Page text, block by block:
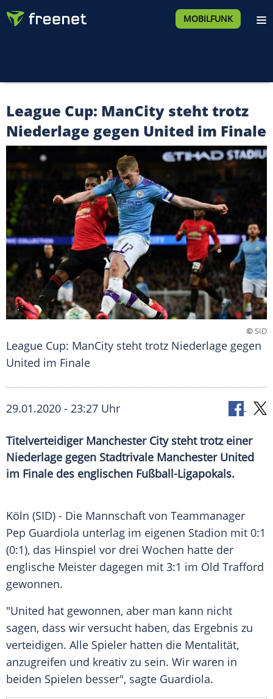
MOBILFUNK
League Cup: ManCity steht trotz
Niederlage gegen United im Finale
©SID
League Cup: ManCity steht trotz Niederlage gegen
United im Finale
29.01.2020 - 23:27 Uhr
Titelverteidiger Manchester City steht trotz einer
Niederlage gegen Stadtrivale Manchester United
im Finale des englischen Fußball-Ligapokals.
Köln (SID) - Die Mannschaft von Teammanager
Pep Guardiola unterlag im eigenen Stadion mit 0:1
(0:1), das Hinspiel vor drei Wochen hatte der
englische Meister dagegen mit 3:1 im Old Trafford
gewonnen.
"United hat gewonnen, aber man kann nicht
sagen, dass wir versucht haben, das Ergebnis zu
verteidigen. Alle Spieler hatten die Mentalität,
anzugreifen und kreativ zu sein. Wir waren in
beiden Spielen besser", sagte Guardiola.